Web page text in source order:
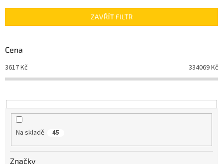
í
r
o
d
u
t
ů
ZAVŘÍT FILTR
Cena
3617Kč 334069Kč
Na skladě 45
Značky